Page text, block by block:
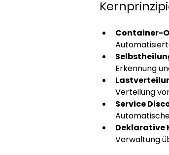
Container-
Erkennung
Verteilung
Service
Deklarative
Verwaltung